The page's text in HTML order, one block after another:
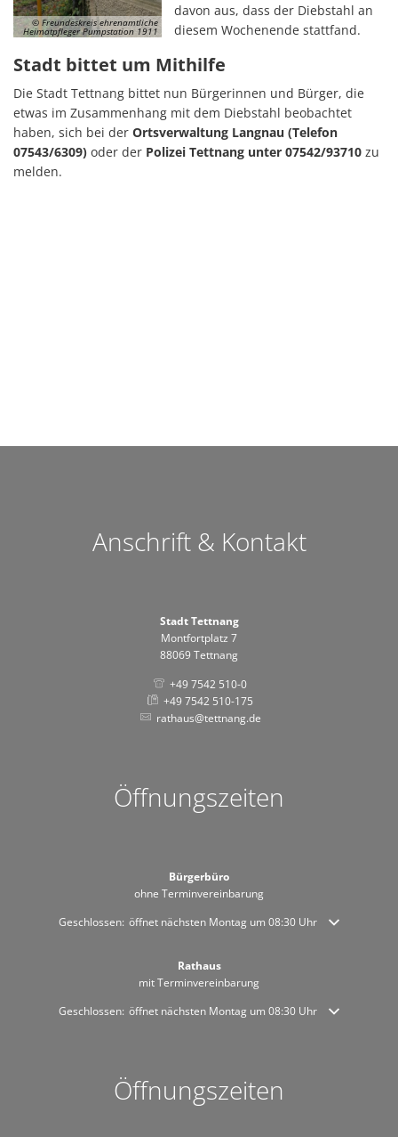
© Freundeskreis ehrenamtliche
Heimatpfleger Pumpstation 1911
davon aus, dass der Diebstahl an
diesem Wochenende stattfand.
Stadt bittet um Mithilfe
Die Stadt Tettnang bittet nun Bürgerinnen und Bürger, die
etwas im Zusammenhang mit dem Diebstahl beobachtet
haben, sich bei der Ortsverwaltung Langnau (Telefon
07543/6309) oder der Polizei Tettnang unter 07542/93710 zu
melden.
Anschrift & Kontakt
Stadt Tettnang
Montfortplatz 7
88069 Tettnang
+49 7542 510-0
+49 7542 510-175
rathaus@tettnang.de
Öffnungszeiten
Bürgerbüro
ohne Terminvereinbarung
Klicken, um weitere Öffnungs- oder Schließzeiten auszublenden
Geschlossen: öffnet nächsten Montag um 08:30 Uhr
Rathaus
mit Terminvereinbarung
Klicken, um weitere Öffnungs- oder Schließzeiten auszublenden
Geschlossen: öffnet nächsten Montag um 08:30 Uhr
Öffnungszeiten